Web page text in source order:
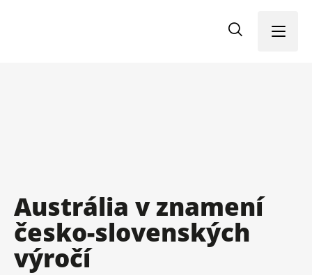
Menu
Austrália v znamení
česko-slovenských
výročí